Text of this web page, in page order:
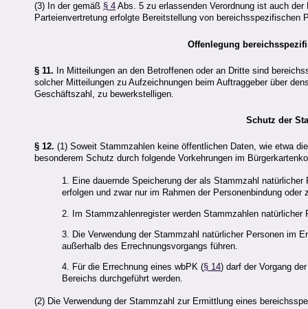
(3) In der gemäß § 4 Abs. 5 zu erlassenden Verordnung ist auch
Parteienvertretung erfolgte Bereitstellung von bereichsspezifischen
Offenlegung
§ 11. In Mitteilungen an den Betroffenen oder an Dritte sind
solcher Mitteilungen zu Aufzeichnungen beim Auftraggeber über
Geschäftszahl, zu bewerkstelligen.
Schutz der
§ 12. (1) Soweit Stammzahlen keine öffentlichen Daten, wie etwa
besonderem Schutz durch folgende Vorkehrungen im
1. Eine dauernde Speicherung der als Stammzahl
erfolgen und zwar nur im Rahmen der Personenbindung
2. Im Stammzahlenregister werden Stammzahlen
3. Die Verwendung der Stammzahl natürlicher Personen im
außerhalb des Errechnungsvorgangs führen.
4. Für die Errechnung eines wbPK (§ 14) darf der Vorgang
Bereichs durchgeführt werden.
(2) Die Verwendung der Stammzahl zur Ermittlung eines